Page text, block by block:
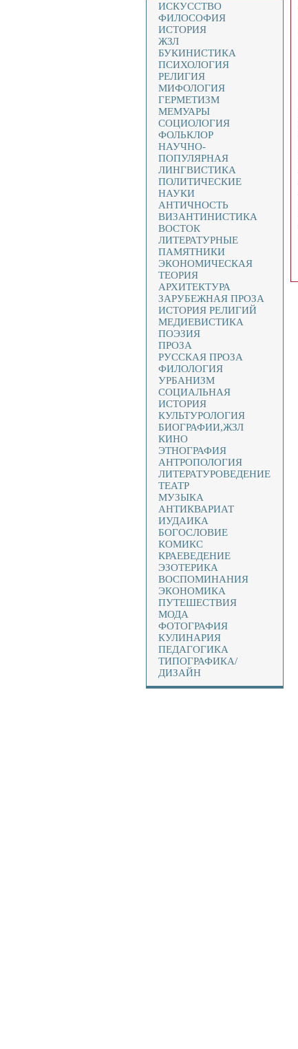
ИСКУССТВО
ФИЛОСОФИЯ
ИСТОРИЯ
ЖЗЛ
БУКИНИСТИКА
ПСИХОЛОГИЯ
РЕЛИГИЯ
МИФОЛОГИЯ
ГЕРМЕТИЗМ
МЕМУАРЫ
СОЦИОЛОГИЯ
ФОЛЬКЛОР
НАУЧНО-
ПОПУЛЯРНАЯ
ЛИНГВИСТИКА
ПОЛИТИЧЕСКИЕ
НАУКИ
АНТИЧНОСТЬ
ВИЗАНТИНИСТИКА
ВОСТОК
ЛИТЕРАТУРНЫЕ
ПАМЯТНИКИ
ЭКОНОМИЧЕСКАЯ
ТЕОРИЯ
АРХИТЕКТУРА
ЗАРУБЕЖНАЯ ПРОЗА
ИСТОРИЯ РЕЛИГИЙ
МЕДИЕВИСТИКА
ПОЭЗИЯ
ПРОЗА
РУССКАЯ ПРОЗА
ФИЛОЛОГИЯ
УРБАНИЗМ
СОЦИАЛЬНАЯ
ИСТОРИЯ
КУЛЬТУРОЛОГИЯ
БИОГРАФИИ,ЖЗЛ
КИНО
ЭТНОГРАФИЯ
АНТРОПОЛОГИЯ
ЛИТЕРАТУРОВЕДЕНИЕ
ТЕАТР
МУЗЫКА
АНТИКВАРИАТ
ИУДАИКА
БОГОСЛОВИЕ
КОМИКС
КРАЕВЕДЕНИЕ
ЭЗОТЕРИКА
ВОСПОМИНАНИЯ
ЭКОНОМИКА
ПУТЕШЕСТВИЯ
МОДА
ФОТОГРАФИЯ
КУЛИНАРИЯ
ПЕДАГОГИКА
ТИПОГРАФИКА/
ДИЗАЙН